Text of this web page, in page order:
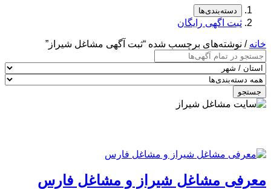
دسته‌بندی‌ها
ثبت اگهی رایگان
خانه / نوشته‌های برچسب شده “ثبت آگهی مشاغل شیراز”
جستجو
معرفی مشاغل شیراز و مشاغل فارس